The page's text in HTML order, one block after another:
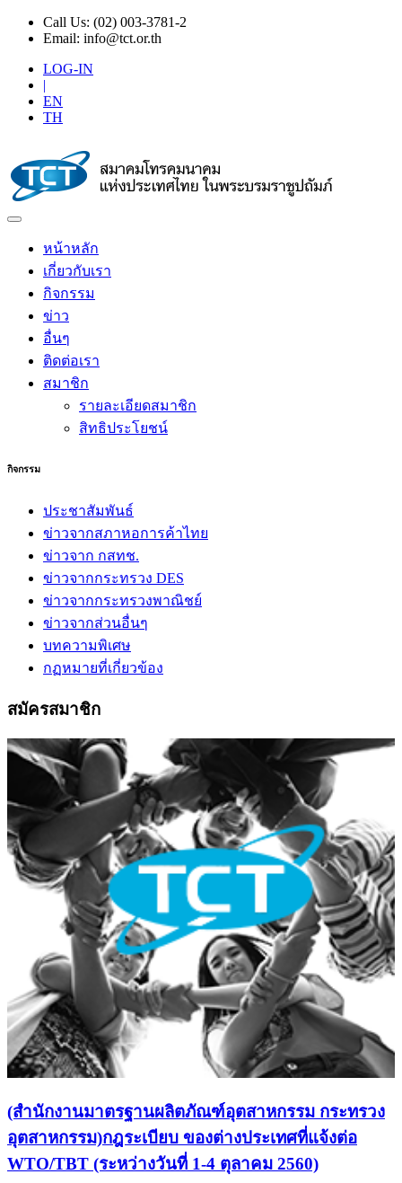
Call Us: (02) 003-3781-2
Email: info@tct.or.th
LOG-IN
|
EN
TH
หน้าหลัก
เกี่ยวกับเรา
กิจกรรม
ข่าว
อื่นๆ
ติดต่อเรา
สมาชิก
รายละเอียดสมาชิก
สิทธิประโยชน์
กิจกรรม
ประชาสัมพันธ์
ข่าวจากสภาหอการค้าไทย
ข่าวจาก กสทช.
ข่าวจากกระทรวง DES
ข่าวจากกระทรวงพาณิชย์
ข่าวจากส่วนอื่นๆ
บทความพิเศษ
กฏหมายที่เกี่ยวข้อง
สมัครสมาชิก
(สำนักงานมาตรฐานผลิตภัณฑ์อุตสาหกรรม กระทรวง
อุตสาหกรรม)กฎระเบียบ ของต่างประเทศที่แจ้งต่อ
WTO/TBT (ระหว่างวันที่ 1-4 ตุลาคม 2560)